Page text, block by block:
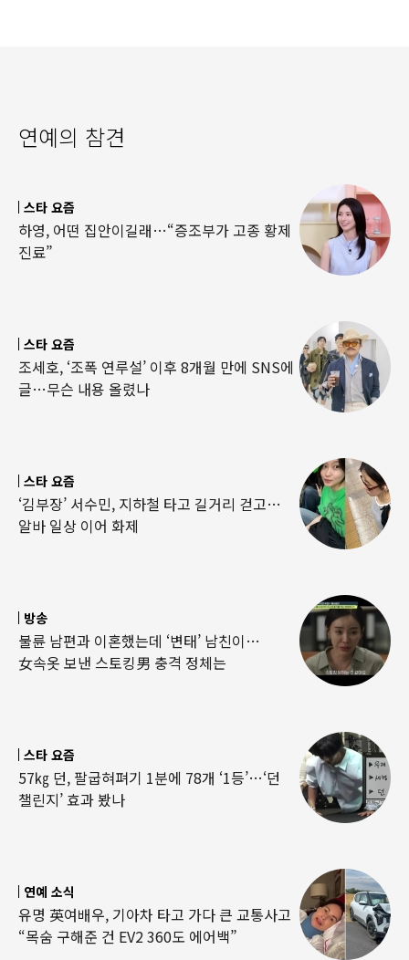
연예의 참견
스타 요즘
하영, 어떤 집안이길래…“증조부가 고종 황제
진료”
스타 요즘
조세호, ‘조폭 연루설’ 이후 8개월 만에 SNS에
글…무슨 내용 올렸나
스타 요즘
‘김부장’ 서수민, 지하철 타고 길거리 걷고…
알바 일상 이어 화제
방송
불륜 남편과 이혼했는데 ‘변태’ 남친이…
女속옷 보낸 스토킹男 충격 정체는
스타 요즘
57㎏ 던, 팔굽혀펴기 1분에 78개 ‘1등’…‘던
챌린지’ 효과 봤나
연예 소식
유명 英여배우, 기아차 타고 가다 큰 교통사고
“목숨 구해준 건 EV2 360도 에어백”